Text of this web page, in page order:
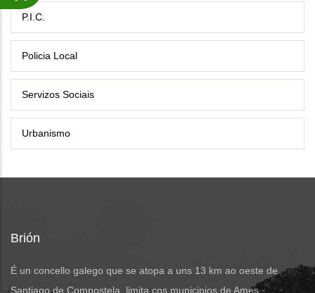
P.I.C.
Policia Local
Servizos Sociais
Urbanismo
Brión
É un concello galego que se atopa a uns 13 km ao oeste de
Santiago de Compostela, limita cos municipios de Ames,